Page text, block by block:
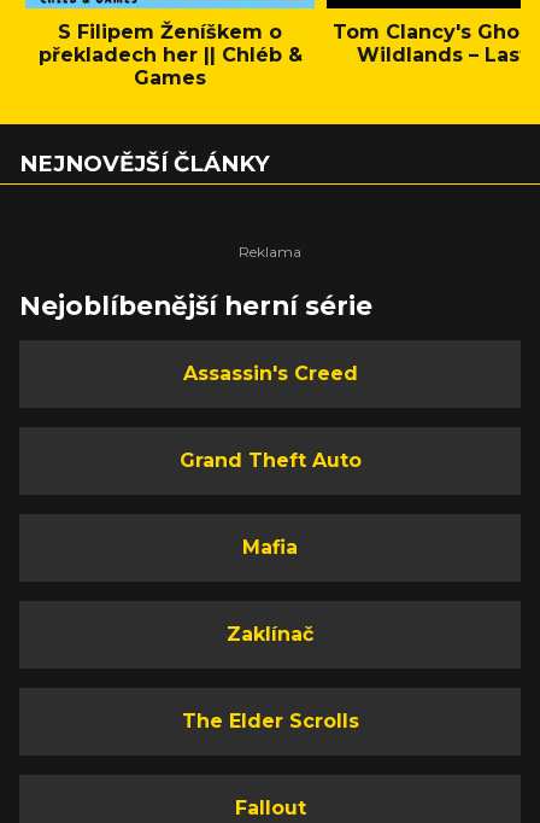
S Filipem Ženíškem o
překladech her || Chléb &
Games
Tom Clancy's
Wildlands – Last
NEJNOVĚJŠÍ ČLÁNKY
Nejoblíbenější herní série
Assassin's Creed
Grand Theft Auto
Mafia
Zaklínač
The Elder Scrolls
Fallout